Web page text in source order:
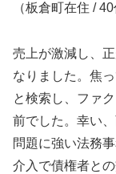
（板倉町在住 /
売上が激減し、
なりました。焦
と検索し、ファ
前でした。幸い
問題に強い法務
介入で債権者と